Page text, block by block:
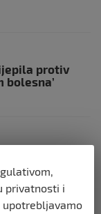
protiv
bolesna’
pozdrav
privatnosti i
upotrebljavamo